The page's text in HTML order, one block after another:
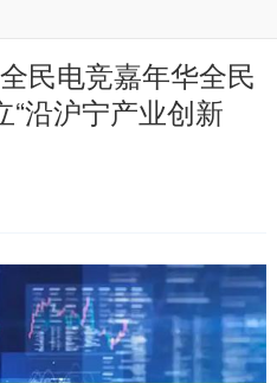
民电竞嘉年华全民
沿沪宁产业创新